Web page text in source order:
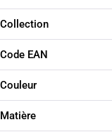
Collection
Code EAN
Couleur
Matière